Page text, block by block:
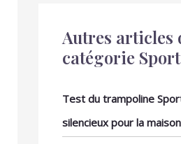
Autres articles
catégorie Sport
Test du trampoline
silencieux pour la maison